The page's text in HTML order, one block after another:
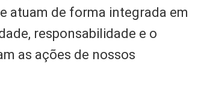
atuam de forma integrada em
responsabilidade e o
as ações de nossos